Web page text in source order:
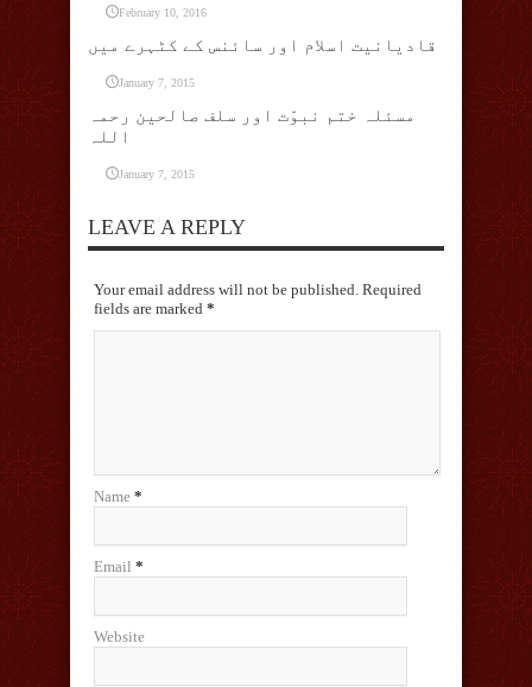
February 10, 2016
قادیانیت اسلام اور سائنس کے کٹہرے میں
January 7, 2015
مسئلہ ختم نبوّت اور سلف صالحین رحمہ
اللہ
January 7, 2015
LEAVE A REPLY
Your email address will not be published. Required
fields are marked *
Name *
Email *
Website